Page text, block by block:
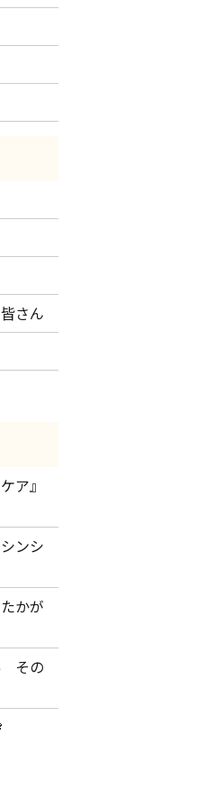
さん
ア』
ンシ
かが
その